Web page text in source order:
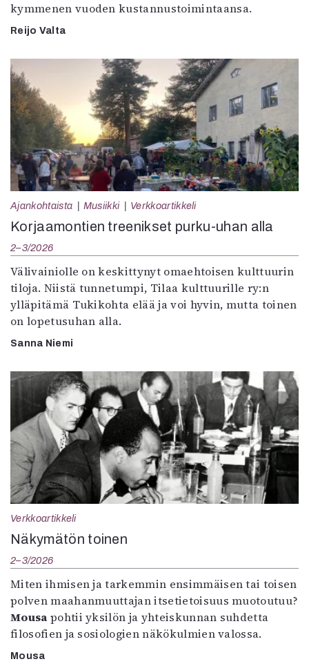
kymmenen vuoden kustannustoimintaansa.
Reijo Valta
Ajankohtaista Musiikki Verkkoartikkeli
Korjaamontien treenikset purku-uhan alla
2–3/2026
Välivainiolle on keskittynyt omaehtoisen kulttuurin
tiloja. Niistä tunnetumpi, Tilaa kulttuurille ry:n
ylläpitämä Tukikohta elää ja voi hyvin, mutta toinen
on lopetusuhan alla.
Sanna Niemi
Verkkoartikkeli
Näkymätön toinen
2–3/2026
Miten ihmisen ja tarkemmin ensimmäisen tai toisen
polven maahanmuuttajan itsetietoisuus muotoutuu?
Mousa pohtii yksilön ja yhteiskunnan suhdetta
filosofien ja sosiologien näkökulmien valossa.
Mousa